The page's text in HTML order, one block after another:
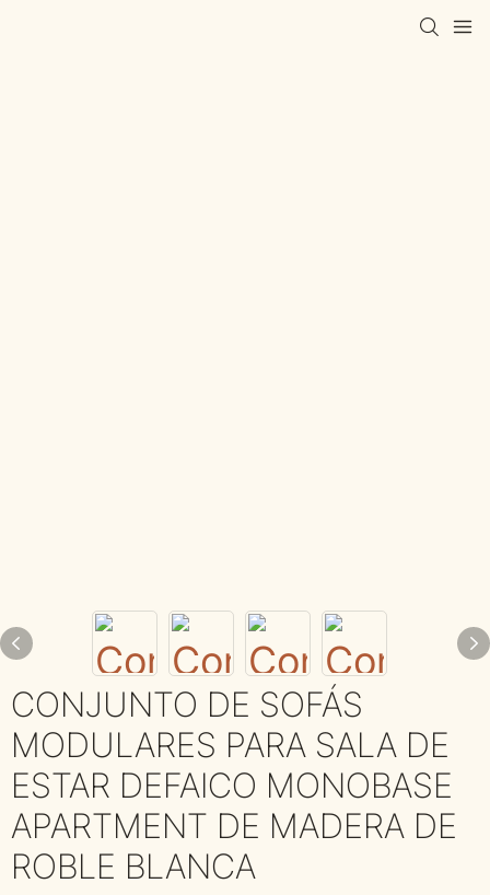
CONJUNTO DE SOFÁS
MODULARES PARA SALA DE
ESTAR DEFAICO MONOBASE
APARTMENT DE MADERA DE
ROBLE BLANCA